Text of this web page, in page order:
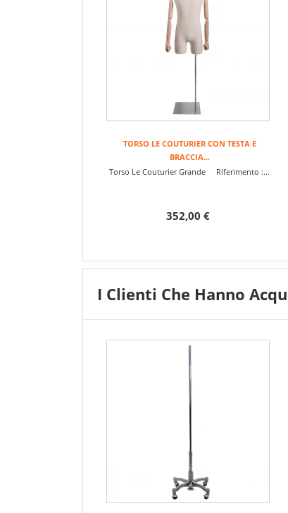
TORSO LE COUTURIER CON TESTA E
BRACCIA...
Torso Le Couturier Grande Riferimento :...
352,00 €
I Clienti Che Hanno